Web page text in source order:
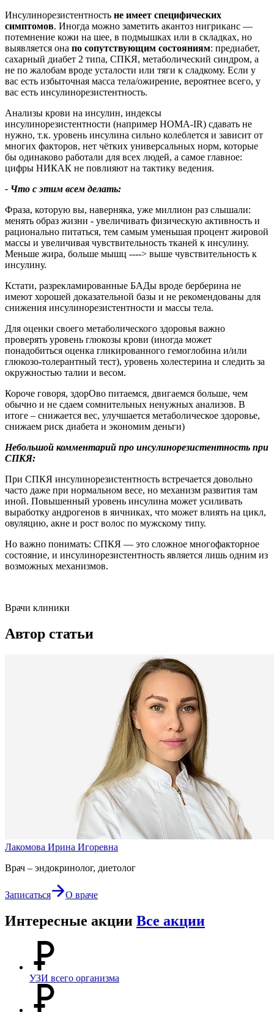
Инсулинорезистентность не имеет специфических
симптомов. Иногда можно заметить акантоз нигриканс —
потемнение кожи на шее, в подмышках или в складках, но
выявляется она по сопутствующим состояниям: предиабет,
сахарный диабет 2 типа, СПКЯ, метаболический синдром, а
не по жалобам вроде усталости или тяги к сладкому. Если у
вас есть избыточная масса тела/ожирение, вероятнее всего, у
вас есть инсулинорезистентность.
Анализы крови на инсулин, индексы
инсулинорезистентности (например HOMA-IR) сдавать не
нужно, т.к. уровень инсулина сильно колеблется и зависит от
многих факторов, нет чётких универсальных норм, которые
бы одинаково работали для всех людей, а самое главное:
цифры НИКАК не повлияют на тактику ведения.
- Что с этим всем делать:
Фраза, которую вы, наверняка, уже миллион раз слышали:
менять образ жизни - увеличивать физическую активность и
рационально питаться, тем самым уменьшая процент жировой
массы и увеличивая чувствительность тканей к инсулину.
Меньше жира, больше мышц ----> выше чувствительность к
инсулину.
Кстати, разрекламированные БАДы вроде берберина не
имеют хорошей доказательной базы и не рекомендованы для
снижения инсулинорезистентности и массы тела.
Для оценки своего метаболического здоровья важно
проверять уровень глюкозы крови (иногда может
понадобиться оценка гликированного гемоглобина и/или
глюкозо-толерантный тест), уровень холестерина и следить за
окружностью талии и весом.
Короче говоря, здорОво питаемся, двигаемся больше, чем
обычно и не сдаем сомнительных ненужных анализов. В
итоге – снижается вес, улучшается метаболическое здоровье,
снижаем риск диабета и экономим деньги)
Небольшой комментарий про инсулинорезистентность при
СПКЯ:
При СПКЯ инсулинорезистентность встречается довольно
часто даже при нормальном весе, но механизм развития там
иной. Повышенный уровень инсулина может усиливать
выработку андрогенов в яичниках, что может влиять на цикл,
овуляцию, акне и рост волос по мужскому типу.
Но важно понимать: СПКЯ — это сложное многофакторное
состояние, и инсулинорезистентность является лишь одним из
возможных механизмов.
Врачи клиники
Автор статьи
Лакомова Ирина Игоревна
Врач – эндокринолог, диетолог
Записаться О враче
Интересные акции Все акции
УЗИ всего организма